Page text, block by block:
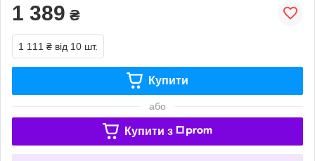
1 389 ₴
1 111 ₴ від 10 шт.
Купити
або
Купити з